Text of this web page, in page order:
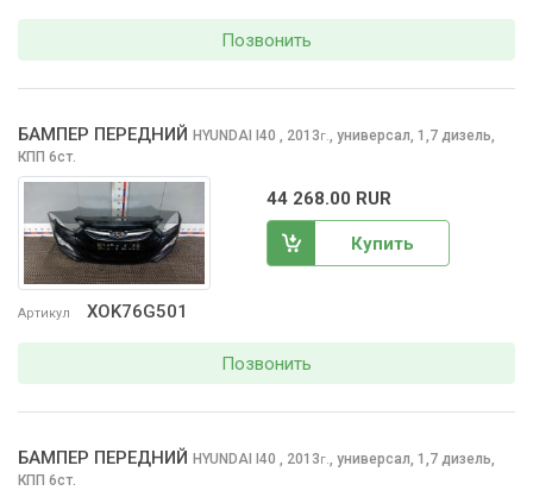
Позвонить
Артикул XOK76G501
БАМПЕР ПЕРЕДНИЙ HYUNDAI I40 , 2013г. универсал, 1,7 дизель,
КПП 6ст.
44 268.00 RUR
Купить
Позвонить
БАМПЕР ПЕРЕДНИЙ HYUNDAI I40 , 2013г., универсал, 1,7 дизель,
КПП 6ст.